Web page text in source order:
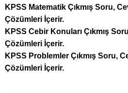
KPSS Matematik Çıkmış Soru,
Çözümleri İçerir.
KPSS Cebir Konuları Çıkmış
Çözümleri İçerir.
KPSS Problemler Çıkmış Soru,
Çözümleri İçerir.